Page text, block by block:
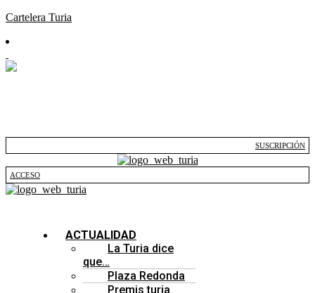
Cartelera Turia
SUSCRIPCIÓN
ACCESO
ACTUALIDAD
La Turia dice
que…
Plaza Redonda
Premis turia